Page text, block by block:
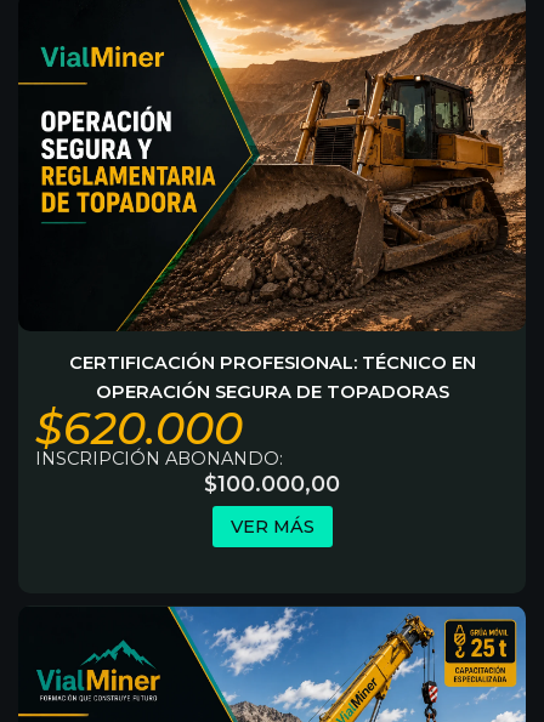
CERTIFICACIÓN PROFESIONAL: TÉCNICO EN
OPERACIÓN SEGURA DE TOPADORAS
$620.000
INSCRIPCIÓN ABONANDO:
$100.000,00
VER MÁS